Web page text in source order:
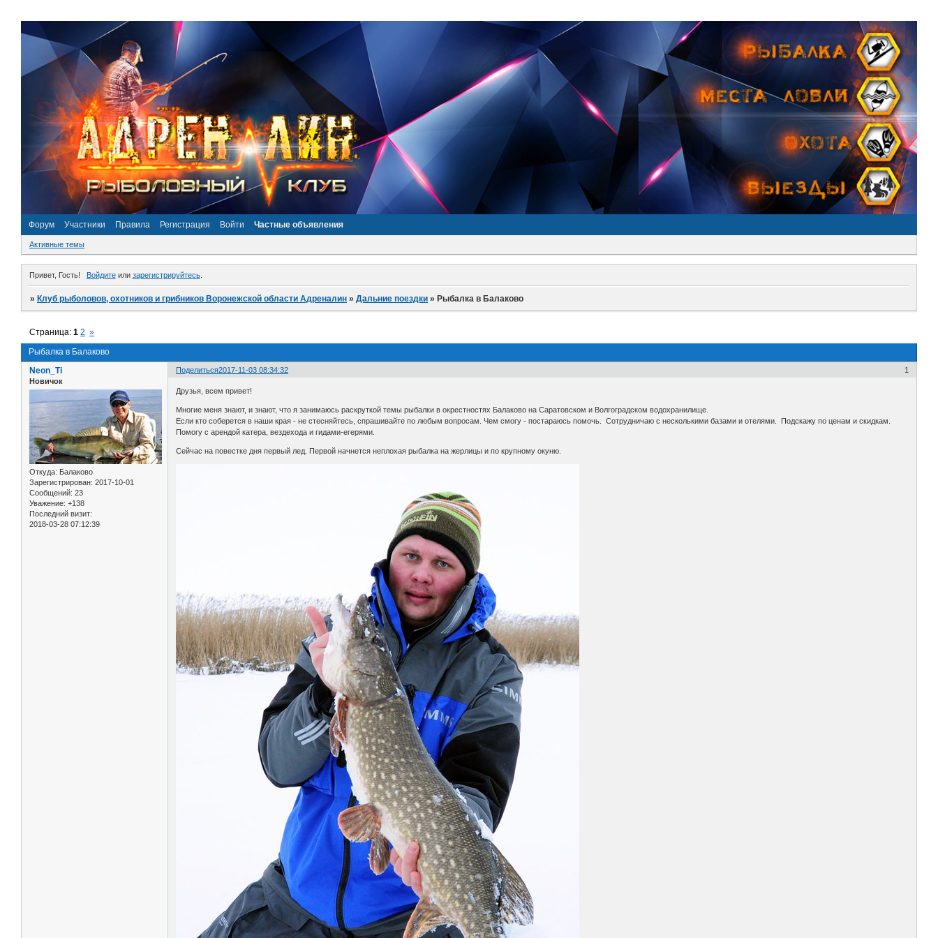
Форум Участники Правила Регистрация Войти Частные объявления
Активные темы
Привет, Гость! Войдитеили зарегистрируйтесь.
» Клуб рыболовов, охотников и грибников Воронежской области Адреналин »Дальние поездки » Рыбалка в Балаково
Рыбалка в Балаково
Страница:1 2 »
Поделиться 1
2017-11-03 08:34:32
Neon_Ti
Новичок
Откуда: Балаково
Зарегистрирован: 2017-10-01
Сообщений: 23
Уважение: +138
Последний визит:
2018-03-28 07:12:39
Друзья, всем привет!
Многие меня знают, и знают, что я занимаюсь раскруткой темы рыбалки в окрестностях Балаково на Саратовском и Волгоградском водохранилище.
Если кто соберется в наши края - не стесняйтесь, спрашивайте по любым вопросам. Чем смогу - постараюсь помочь. Сотрудничаю с несколькими базами и отелями. Подскажу по ценам и скидкам.
Помогу с арендой катера, вездехода и гидами-егерями.
Сейчас на повестке дня первый лед. Первой начнется неплохая рыбалка на жерлицы и по крупному окуню.